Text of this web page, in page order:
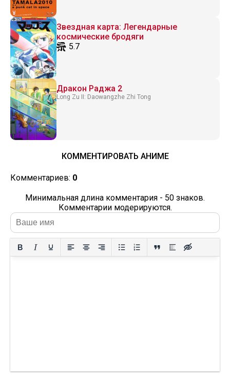
Звездная карта: Легендарные
космические бродяги
5.7
Дракон Раджа 2
Long Zu II: Daowangzhe Zhi Tong
КОММЕНТИРОВАТЬ АНИМЕ
Комментариев: 0
Минимальная длина комментария - 50 знаков.
Комментарии модерируются.